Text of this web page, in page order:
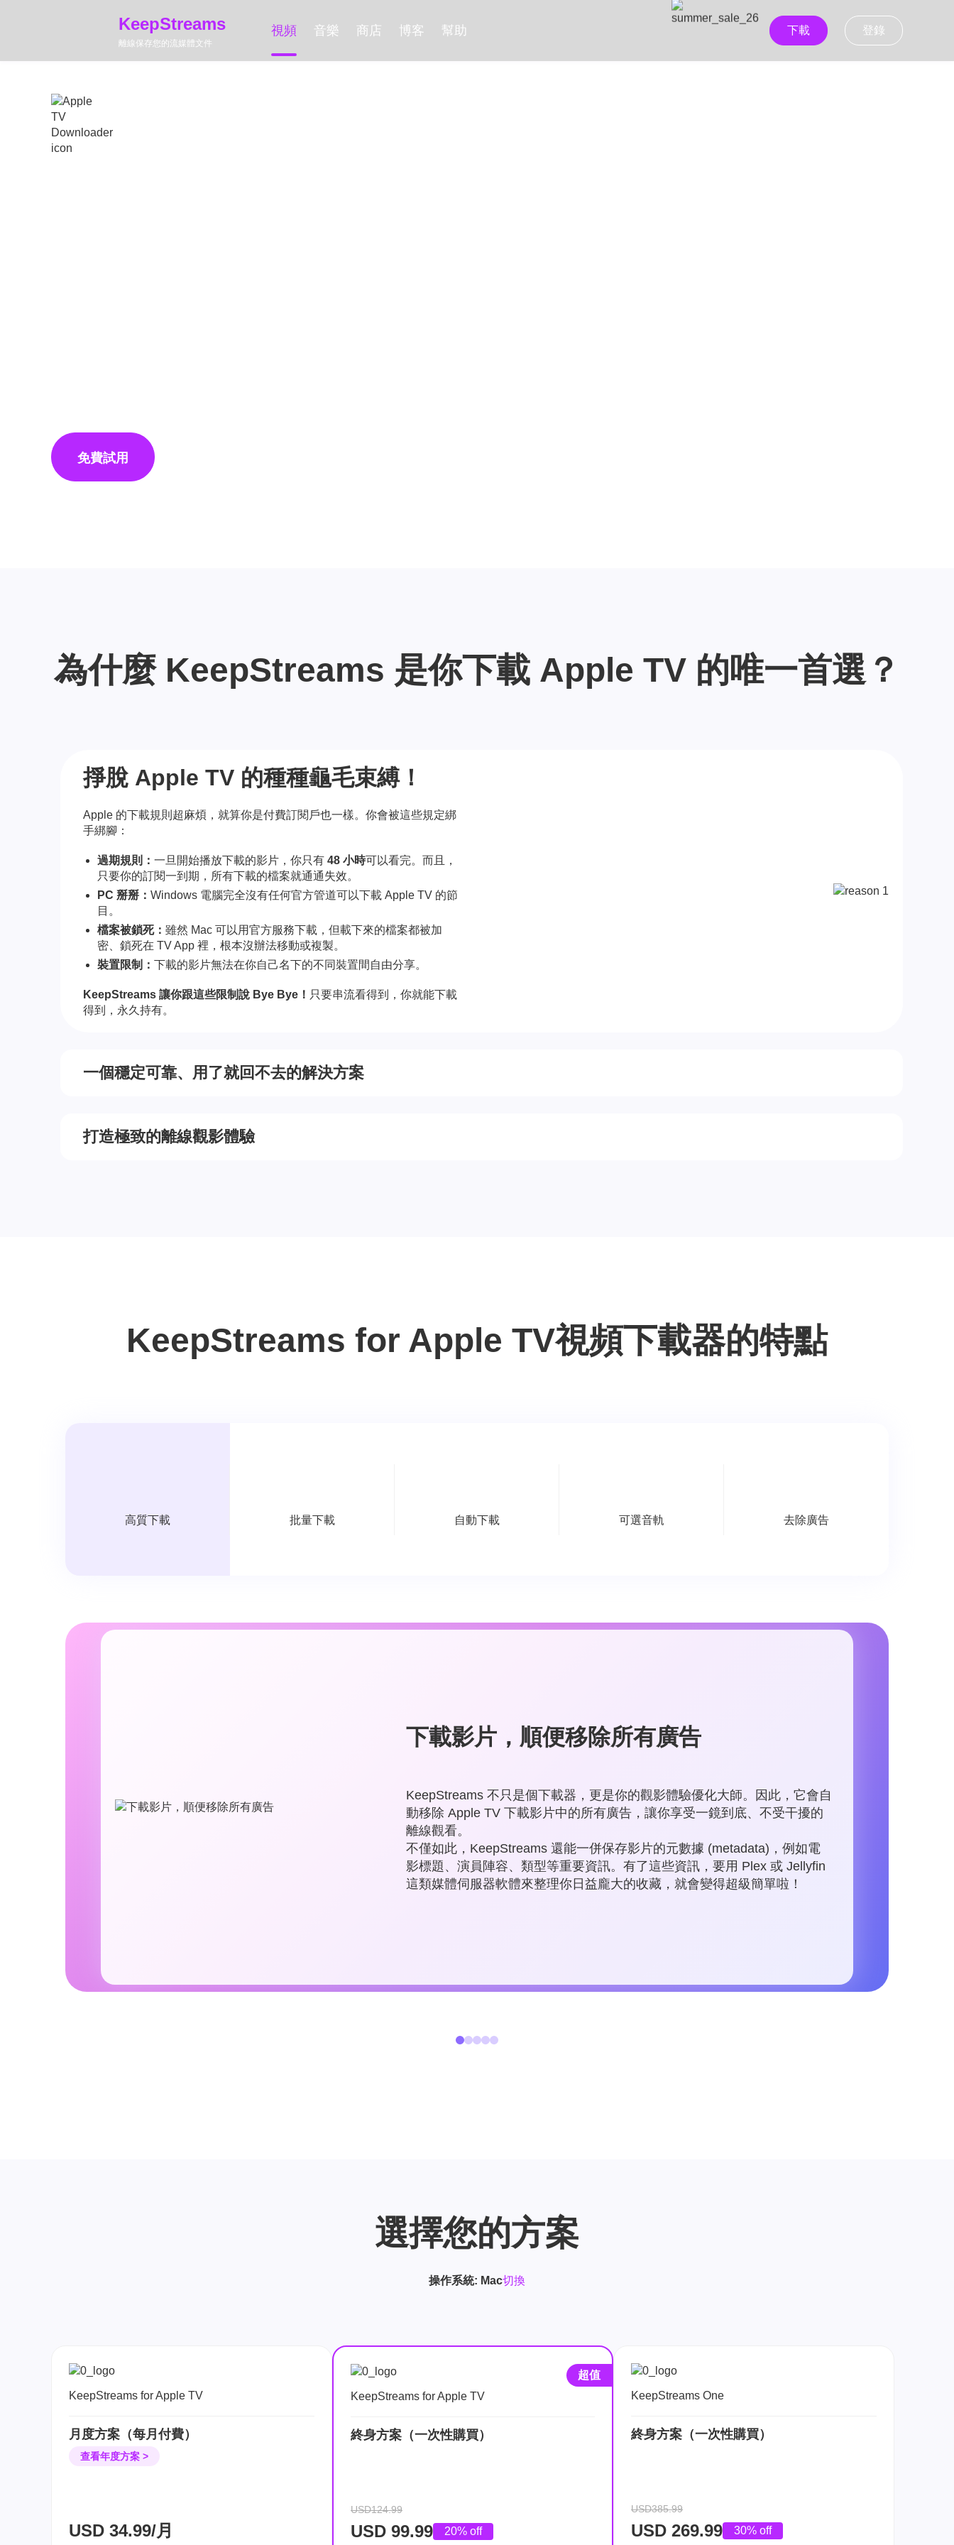
KeepStreams
離線保存您的流媒體文件
視頻 音樂 商店 博客 幫助 下載 登錄
免費試用
為什麼 KeepStreams 是你下載 Apple TV 的唯一首選？
掙脫 Apple TV 的種種龜毛束縛！
Apple 的下載規則超麻煩，就算你是付費訂閱戶也一樣。你會被這些規定綁
手綁腳：
過期規則： 一旦開始播放下載的影片，你只有 48 小時可以看完。而且，
只要你的訂閱一到期，所有下載的檔案就通通失效。
PC 掰掰： Windows 電腦完全沒有任何官方管道可以下載 Apple TV 的節
目。
檔案被鎖死： 雖然 Mac 可以用官方服務下載，但載下來的檔案都被加
密、鎖死在 TV App 裡，根本沒辦法移動或複製。
裝置限制： 下載的影片無法在你自己名下的不同裝置間自由分享。
KeepStreams 讓你跟這些限制說 Bye Bye！ 只要串流看得到，你就能下載
得到，永久持有。
一個穩定可靠、用了就回不去的解決方案
打造極致的離線觀影體驗
KeepStreams for Apple TV視頻下載器的特點
高質下載 批量下載 自動下載 可選音軌 去除廣告
下載影片，順便移除所有廣告
KeepStreams 不只是個下載器，更是你的觀影體驗優化大師。因此，它會自
動移除 Apple TV 下載影片中的所有廣告，讓你享受一鏡到底、不受干擾的
離線觀看。
不僅如此，KeepStreams 還能一併保存影片的元數據 (metadata)，例如電
影標題、演員陣容、類型等重要資訊。有了這些資訊，要用 Plex 或 Jellyfin
這類媒體伺服器軟體來整理你日益龐大的收藏，就會變得超級簡單啦！
選擇您的方案
操作系統: Mac切換
KeepStreams for Apple TV
月度方案（每月付費）
查看年度方案 >
USD 34.99/月
超值
KeepStreams for Apple TV
終身方案（一次性購買）
USD124.99
USD 99.99 20% off
KeepStreams One
終身方案（一次性購買）
USD385.99
USD 269.99 30% off